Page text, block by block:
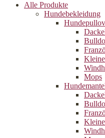
Alle Produkte
Hundebekleidung
Mops